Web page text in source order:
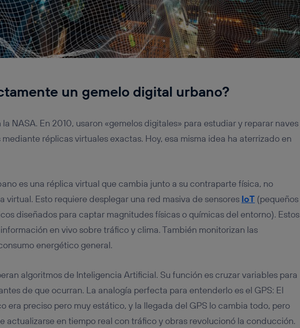
un gemelo digital urbano?
NASA. En 2010, usaron «gemelos digitales» para estudiar y reparar naves
réplicas virtuales exactas. Hoy, esa misma idea ha aterrizado en
es una réplica virtual que cambia junto a su contraparte física, no
virtual. Esto requiere desplegar una red masiva de sensores IoT(pequeños
diseñados para captar magnitudes físicas o químicas del entorno). Estos
en vivo sobre tráfico y clima. También monitorizan las
energético general.
algoritmos de Inteligencia Artificial. Su función es cruzar variables para
de que ocurran. La analogía perfecta para entenderlo es el GPS: El
era preciso pero muy estático, y la llegada del GPS lo cambia todo, pero
actualizarse en tiempo real con tráfico y obras revolucionó la conducción.